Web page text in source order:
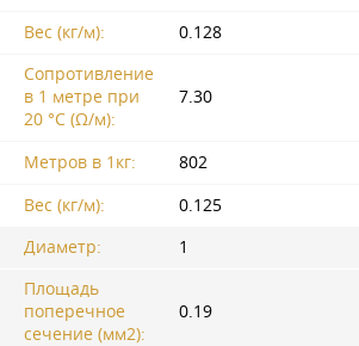
Вес (кг/м):
0.128
Сопротивление
в 1 метре при
20 °C (Ω/м):
7.30
Метров в 1кг:
802
Вес (кг/м):
0.125
Диаметр:
1
Площадь
поперечное
сечение (мм2):
0.19